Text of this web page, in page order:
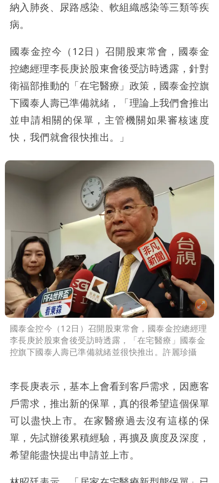
納入肺炎、尿路感染、軟組織感染等三類等疾
病。
國泰金控今（12日）召開股東常會，國泰金
控總經理李長庚於股東會後受訪時透露，針對
衛福部推動的「在宅醫療」政策，國泰金控旗
下國泰人壽已準備就緒，「理論上我們會推出
並申請相關的保單，主管機關如果審核速度
快，我們就會很快推出。」
國泰金控今（12日）召開股東常會，國泰金控總經理
李長庚於股東會後受訪時透露，「在宅醫療」國泰金
控旗下國泰人壽已準備就緒並很快推出。許麗珍攝
李長庚表示，基本上會看到客戶需求，因應客
戶需求，推出新的保單，真的很希望這個保單
可以盡快上市。在家醫療過去沒有這樣的保
單，先試辦後累積經驗，再擴及廣度及深度，
希望能盡快提出申請並上市。